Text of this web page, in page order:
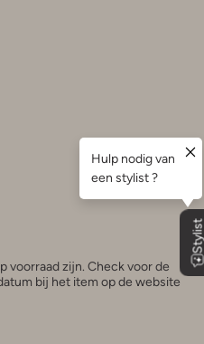
voorraad zijn. Check voor de
bij het item op de website